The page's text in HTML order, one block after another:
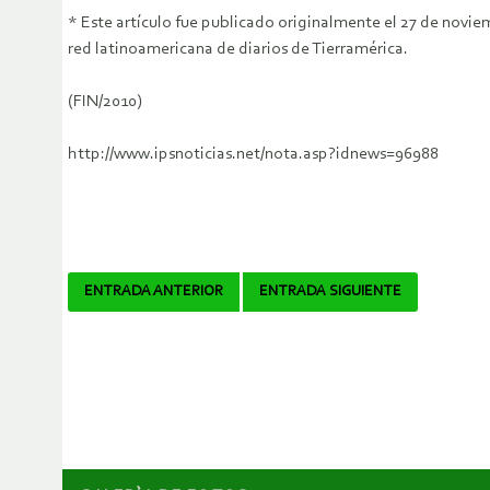
* Este artículo fue publicado originalmente el 27 de
red latinoamericana de diarios de Tierramérica.
(FIN/2010)
http://www.ipsnoticias.net/nota.asp?idnews=96988
Navegador
ENTRADA ANTERIOR ENTRADA SIGUIENTE